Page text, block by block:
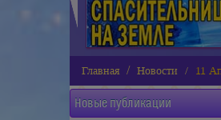
Главная Новости 11
Новые публикации